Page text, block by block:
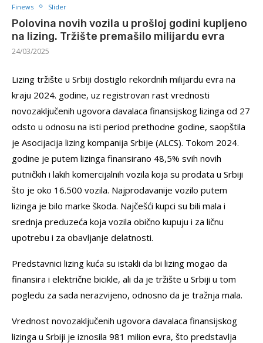
Finews Slider
Polovina novih vozila u prošloj godini kupljeno
na lizing. Tržište premašilo milijardu evra
24/03/2025
Lizing tržište u Srbiji dostiglo rekordnih milijardu evra na
kraju 2024. godine, uz registrovan rast vrednosti
novozaključenih ugovora davalaca finansijskog lizinga od 27
odsto u odnosu na isti period prethodne godine, saopštila
je Asocijacija lizing kompanija Srbije (ALCS). Tokom 2024.
godine je putem lizinga finansirano 48,5% svih novih
putničkih i lakih komercijalnih vozila koja su prodata u Srbiji
što je oko 16.500 vozila. Najprodavanije vozilo putem
lizinga je bilo marke škoda. Najčešći kupci su bili mala i
srednja preduzeća koja vozila obično kupuju i za ličnu
upotrebu i za obavljanje delatnosti.
Predstavnici lizing kuća su istakli da bi lizing mogao da
finansira i električne bicikle, ali da je tržište u Srbiji u tom
pogledu za sada nerazvijeno, odnosno da je tražnja mala.
Vrednost novozaključenih ugovora davalaca finansijskog
lizinga u Srbiji je iznosila 981 milion evra, što predstavlja